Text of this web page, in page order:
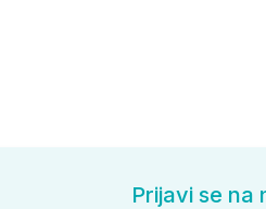
Prijavi se na